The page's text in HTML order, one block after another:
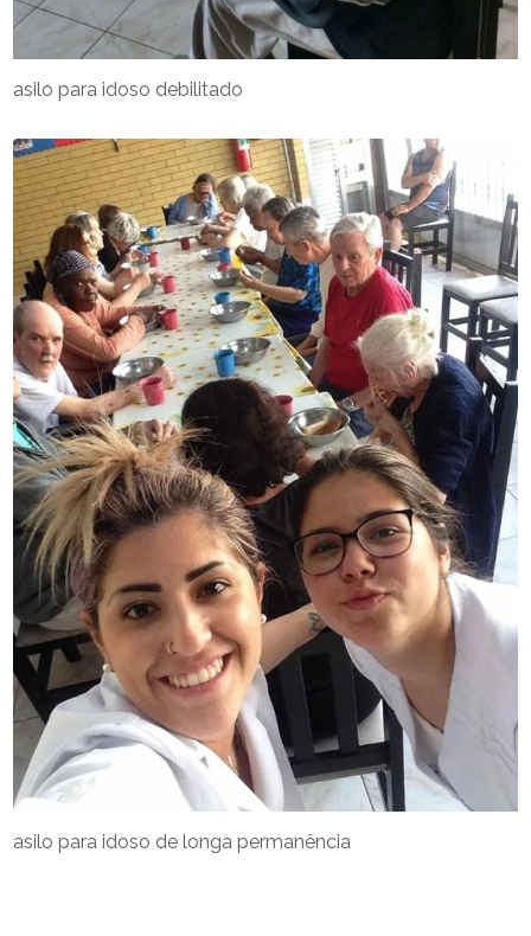
asilo para idoso debilitado
asilo para idoso de longa permanência